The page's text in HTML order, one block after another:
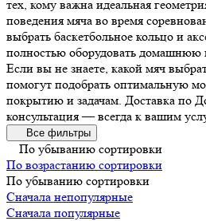
тех, кому важна идеальная
поведения мяча во время
выбрать баскетбольное кольцо и
полностью оборудовать
Если вы не знаете, какой мяч
помогут подобрать оптимальную
покрытию и задачам. Доставка по
консультация — всегда к вашим
Все фильтры
По убыванию сортировки
По возрастанию сортировки
По убыванию сортировки
Сначала непопулярные
Сначала популярные